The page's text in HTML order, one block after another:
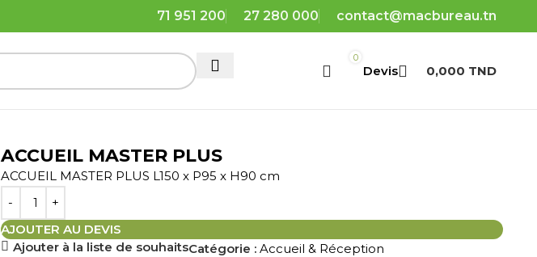
71 951 200 27 280 000 contact@macbureau.tn
0
0,000 TND
ACCUEIL MASTER PLUS
ACCUEIL MASTER PLUS L150 x P95 x H90 cm
AJOUTER AU DEVIS
Ajouter à la liste de souhaitsCatégorie : Accueil & Réception